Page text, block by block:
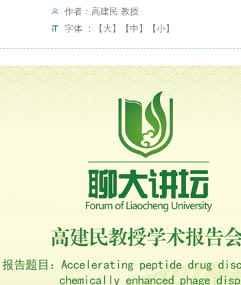
作者：高建民 教授
字体 ： 【大】 【中】 【小】